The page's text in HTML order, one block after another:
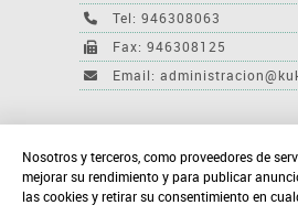
Tel: 946308063
Fax: 946308125
Email:
Nosotros y terceros, como proveedores de
mejorar su rendimiento y para publicar
las cookies y retirar su consentimiento en